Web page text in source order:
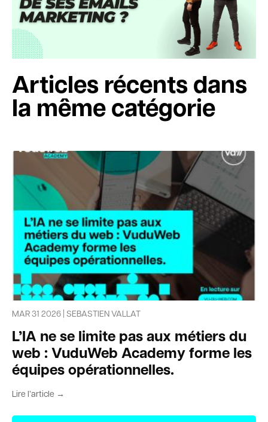
Articles récents dans
la même catégorie
MAR 31 2026 | SEBASTIEN VALLAT
L’IA ne se limite pas aux métiers du
web : VuduWeb Academy forme les
équipes opérationnelles.
Lire l’article →